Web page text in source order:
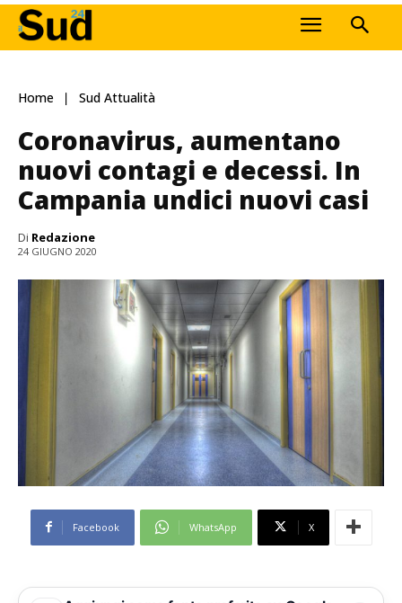
Home Sud Attualità
Coronavirus, aumentano
nuovi contagi e decessi. In
Campania undici nuovi casi
Di Redazione
24 GIUGNO 2020
Facebook WhatsApp X